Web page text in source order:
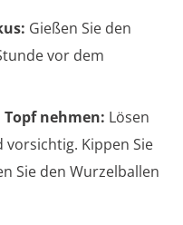
Gießen Sie den
vor dem
nehmen: Lösen
vorsichtig. Kippen Sie
Sie den Wurzelballen